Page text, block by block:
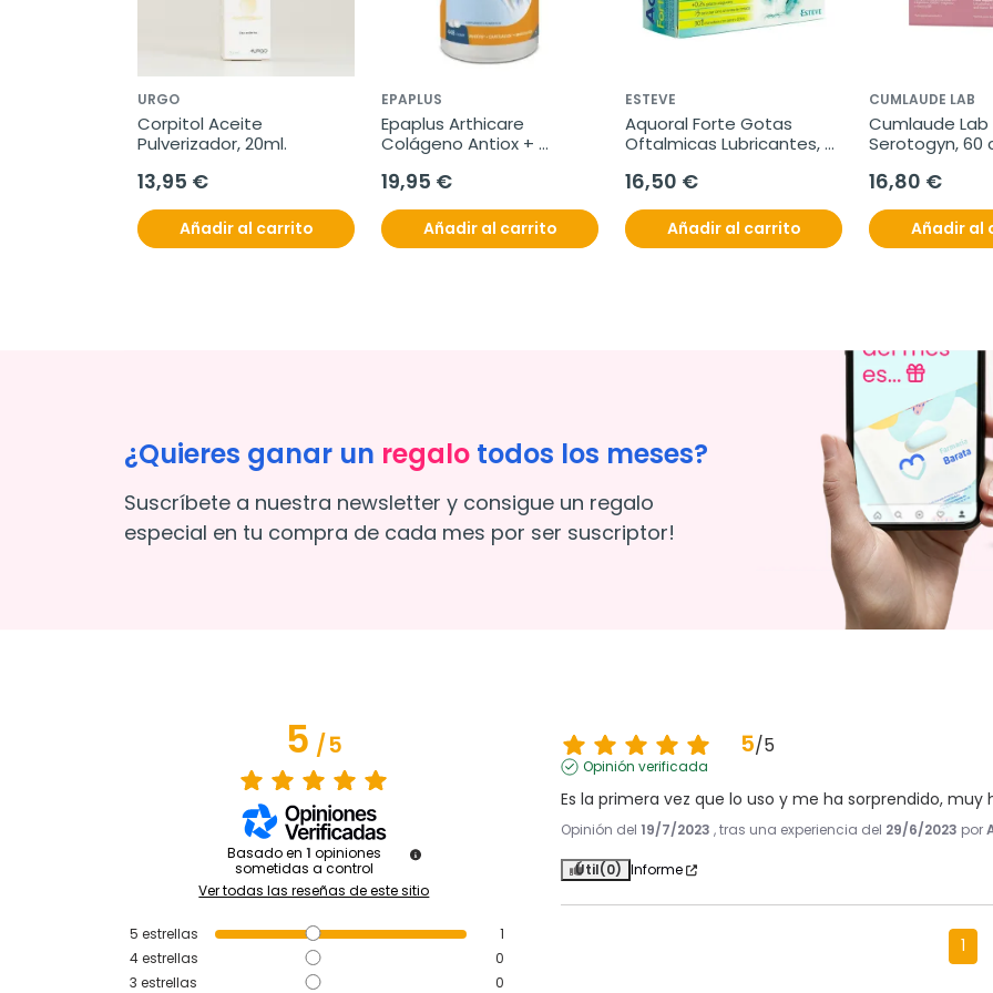
URGO
Corpitol Aceite
Pulverizador, 20ml.
13,95 €
Añadir al carrito
EPAPLUS
Epaplus Arthicare
Colágeno Antiox +
Hialurónico, 448
19,95 €
Añadir al carrito
ESTEVE
Aquoral Forte Gotas
Oftalmicas Lubricantes,
16,50 €
Añadir al carrito
CUMLAUDE LAB
Cumlaude Lab
Serotogyn, 60
16,80 €
Añadir al
¿Quieres ganar un regalo todos los meses?
Suscríbete a nuestra newsletter y consigue un regalo
especial en tu compra de cada mes por ser suscriptor!
5/5
Basado en 1 opiniones
sometidas a control
Ver todas las reseñas de este sitio
5 estrellas
1
4estrellas
0
3 estrellas 0
5/5
Opinión verificada
Es la primera vez que lo uso y me ha sorprendido, muy
Opinión del 19/7/2023 , tras una experiencia del 29/6/2023 por
Útil(0) Informe
1